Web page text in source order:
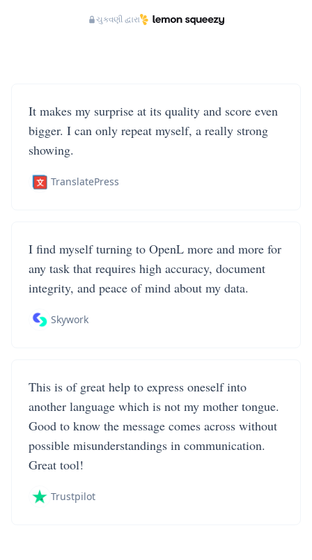
ચુકવણી દ્વારા
It makes my surprise at its quality and score even
bigger. I can only repeat myself, a really strong
showing.
TranslatePress
I find myself turning to OpenL more and more for
any task that requires high accuracy, document
integrity, and peace of mind about my data.
Skywork
This is of great help to express oneself into
another language which is not my mother tongue.
Good to know the message comes across without
possible misunderstandings in communication.
Great tool!
Trustpilot